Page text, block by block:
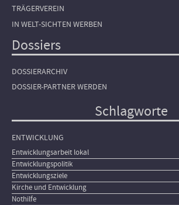
TRÄGERVEREIN
IN WELT-SICHTEN WERBEN
Dossiers
DOSSIERARCHIV
DOSSIER-PARTNER WERDEN
Schlagworte
ENTWICKLUNG
Entwicklungsarbeit lokal
Entwicklungspolitik
Entwicklungsziele
Kirche und Entwicklung
Nothilfe